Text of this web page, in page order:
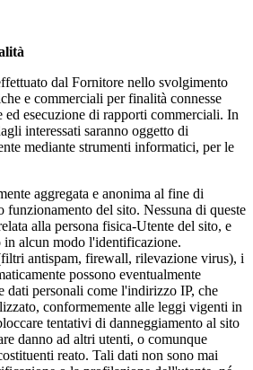
dal Fornitore nello svolgimento
e commerciali per finalità connesse
ed esecuzione di rapporti commerciali. In
interessati saranno oggetto di
mediante strumenti informatici, per le
aggregata e anonima al fine di
funzionamento del sito. Nessuna di queste
alla persona fisica-Utente del sito, e
in alcun modo l'identificazione.
antispam, firewall, rilevazione virus), i
possono eventualmente
dati personali come l'indirizzo IP, che
conformemente alle leggi vigenti in
tentativi di danneggiamento al sito
danno ad altri utenti, o comunque
reato. Tali dati non sono mai